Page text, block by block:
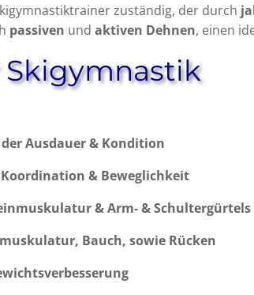
zuständig, der durch
passiven und aktiven Dehnen, einen
Skigymnastik
Ausdauer & Kondition
& Beweglichkeit
& Arm- & Schultergürtels
Bauch, sowie Rücken